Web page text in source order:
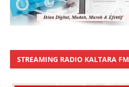
STREAMING RADIO KALTARA FM